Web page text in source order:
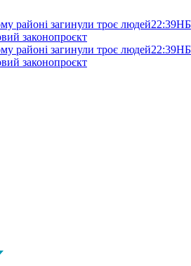
районі загинули троє людей22:39
законопроєкт
районі загинули троє людей22:39
законопроєкт